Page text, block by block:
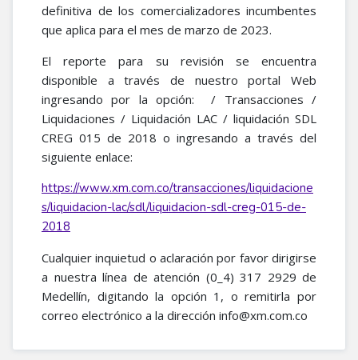
definitiva de los comercializadores incumbentes
que aplica para el mes de marzo de 2023.
El reporte para su revisión se encuentra
disponible a través de nuestro portal Web
ingresando por la opción: / Transacciones /
Liquidaciones / Liquidación LAC / liquidación SDL
CREG 015 de 2018 o ingresando a través del
siguiente enlace:
https://www.xm.com.co/transacciones/liquidacione
s/liquidacion-lac/sdl/liquidacion-sdl-creg-015-de-
2018
Cualquier inquietud o aclaración por favor dirigirse
a nuestra línea de atención (0_4) 317 2929 de
Medellín, digitando la opción 1, o remitirla por
correo electrónico a la dirección info@xm.com.co​​​